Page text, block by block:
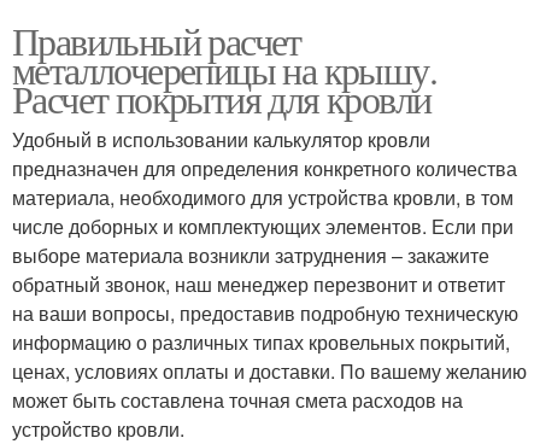
Правильный расчет
металлочерепицы на крышу.
Расчет покрытия для кровли
Удобный в использовании калькулятор кровли
предназначен для определения конкретного количества
материала, необходимого для устройства кровли, в том
числе доборных и комплектующих элементов. Если при
выборе материала возникли затруднения – закажите
обратный звонок, наш менеджер перезвонит и ответит
на ваши вопросы, предоставив подробную техническую
информацию о различных типах кровельных покрытий,
ценах, условиях оплаты и доставки. По вашему желанию
может быть составлена точная смета расходов на
устройство кровли.